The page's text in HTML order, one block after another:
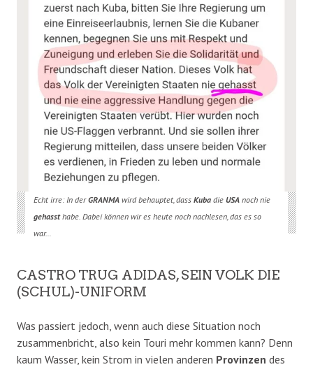
Echt irre: In derGRANMAwird behauptet, dass Kubadie USAnoch nie
gehassthabe. Dabei können wir es heute noch nachlesen, das es so
war…
CASTRO TRUG ADIDAS, SEIN VOLK DIE
(SCHUL)-UNIFORM
Was passiert jedoch, wenn auch diese Situation noch
zusammenbricht, also kein Touri mehr kommen kann? Denn
kaum Wasser, kein Strom in vielen anderen Provinzen des